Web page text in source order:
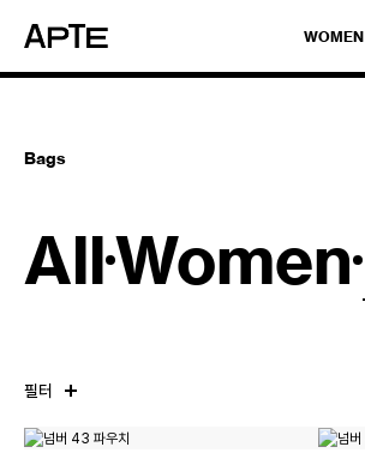
WOMEN
Bags
AllWomen
필터